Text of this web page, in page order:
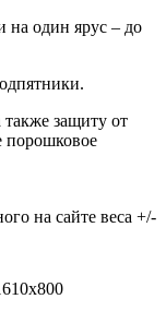
на один ярус – до
защиту от
порошковое
на сайте веса +/-